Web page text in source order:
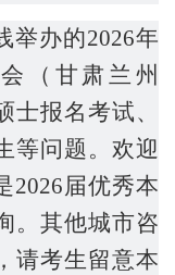
举办的2026年
（ 甘肃兰州
士报名考试、
等问题。欢迎
2026届优秀本
。其他城市咨
请考生留意本